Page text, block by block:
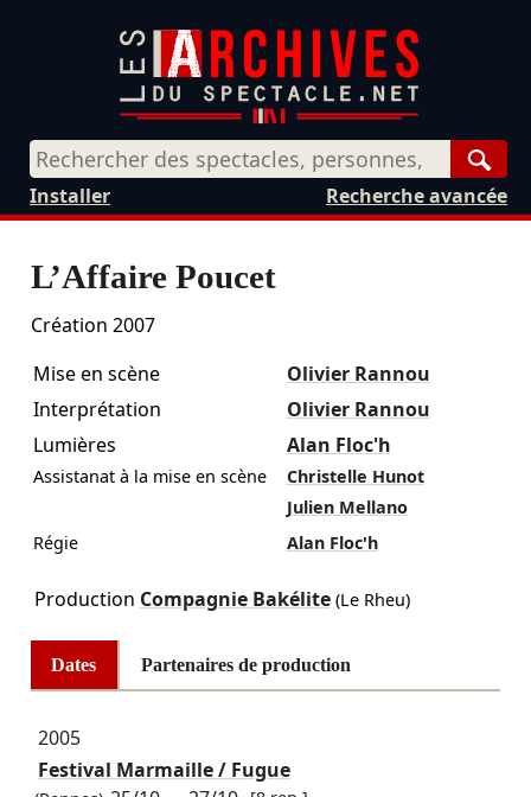
Recherche avancée
Installer
L’Affaire Poucet
Création 2007
Mise en scène
Olivier Rannou
Interprétation
Olivier Rannou
Lumières
Alan Floc'h
Assistanat à la mise en scène
Christelle Hunot
Julien Mellano
Régie
Alan Floc'h
Production Compagnie Bakélite(Le Rheu)
Dates Partenaires de production
2005
Festival Marmaille / Fugue